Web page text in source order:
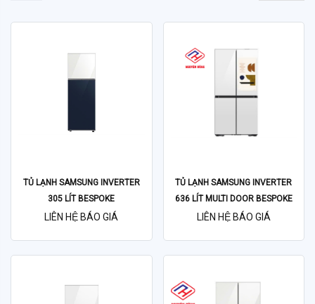
TỦ LẠNH SAMSUNG INVERTER
305 LÍT BESPOKE
RT31CB56248ASV
LIÊN HỆ BÁO GIÁ
TỦ LẠNH SAMSUNG INVERTER
636 LÍT MULTI DOOR BESPOKE
RF65DB990012SV
LIÊN HỆ BÁO GIÁ